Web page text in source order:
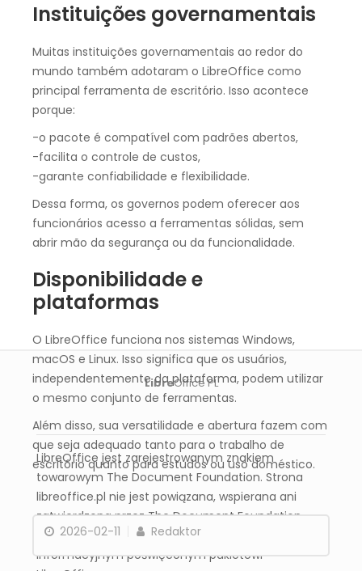
Instituições governamentais
Muitas instituições governamentais ao redor do
mundo também adotaram o LibreOffice como
principal ferramenta de escritório. Isso acontece
porque:
-o pacote é compatível com padrões abertos,
-facilita o controle de custos,
-garante confiabilidade e flexibilidade.
Dessa forma, os governos podem oferecer aos
funcionários acesso a ferramentas sólidas, sem
abrir mão da segurança ou da funcionalidade.
Disponibilidade e
plataformas
O LibreOffice funciona nos sistemas Windows,
macOS e Linux. Isso significa que os usuários,
independentemente da plataforma, podem utilizar
o mesmo conjunto de ferramentas.
Além disso, sua versatilidade e abertura fazem com
que seja adequado tanto para o trabalho de
escritório quanto para estudos ou uso doméstico.
2026-02-11 Redaktor
LibreOffice PL
LibreOffice jest zarejestrowanym znakiem
towarowym The Document Foundation. Strona
libreoffice.pl nie jest powiązana, wspierana ani
zatwierdzona przez The Document Foundation.
Libreoffice.pl jest niezależnym serwisem
informacyjnym poświęconym pakietowi